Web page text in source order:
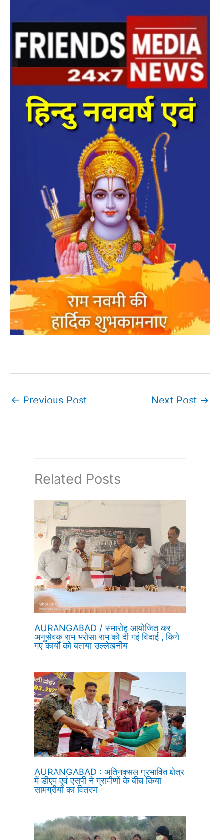
← Previous Post Next Post →
Related Posts
AURANGABAD / समारोह आयोजित कर
अनुसेवक राम भरोसा राम को दी गई विदाई , किये
गए कार्यों को बताया उल्लेखनीय
AURANGABAD : अतिनक्सल प्रभावित क्षेत्र
में डीएम एवं एसपी ने ग्रामीणों के बीच किया
सामग्रीयों का वितरण